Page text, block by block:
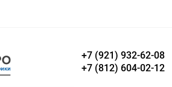
Вход Регистрация
+7 (921) 932-62-08
+7 (812) 604-02-12